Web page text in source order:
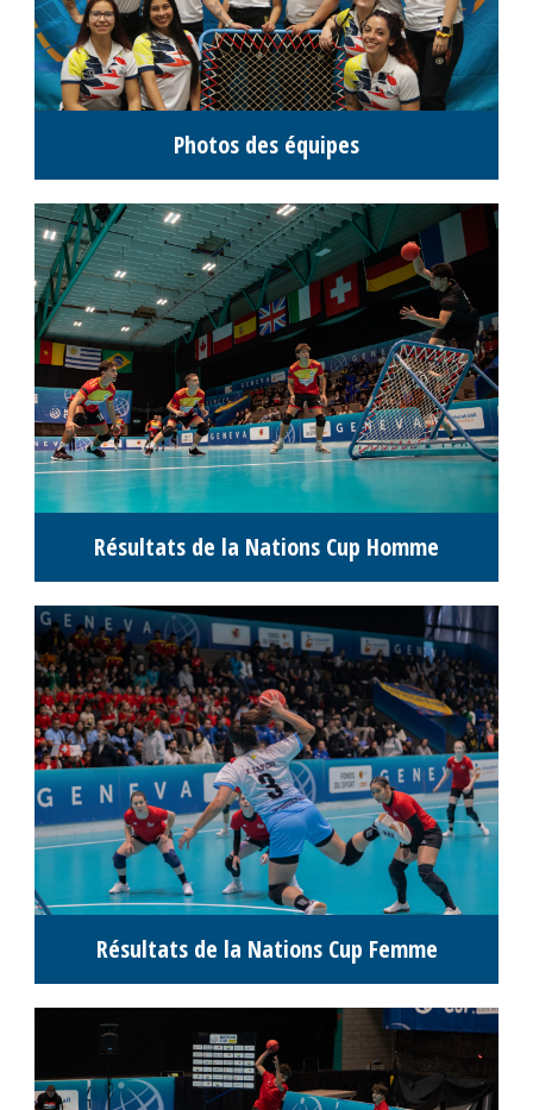
Photos des équipes
Résultats de la Nations Cup Homme
Résultats de la Nations Cup Femme